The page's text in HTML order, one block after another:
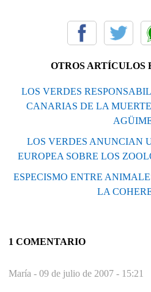
OTROS ARTÍCULOS
LOS VERDES
CANARIAS DE LA
LOS VERDES ANUNCIAN
EUROPEA SOBRE LOS
ESPECISMO ENTRE
LA
1 COMENTARIO
María - 09 de julio de 2007 - 15:21